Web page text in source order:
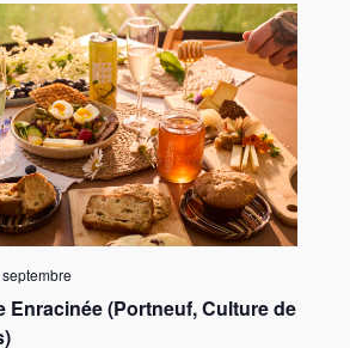
Enracinée (Portneuf, Culture de
septembre